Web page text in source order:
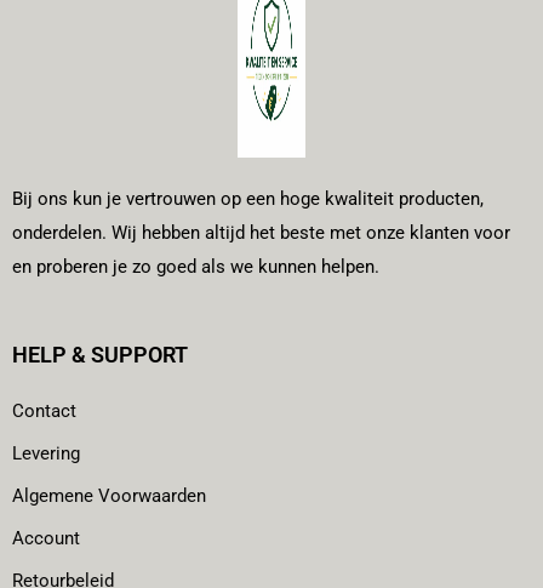
Bij ons kun je vertrouwen op een hoge kwaliteit producten,
onderdelen. Wij hebben altijd het beste met onze klanten voor
en proberen je zo goed als we kunnen helpen.
HELP & SUPPORT
Contact
Levering
Algemene Voorwaarden
Account
Retourbeleid